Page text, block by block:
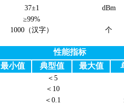
37±1
dBm
≥99%
1000（汉字） 个
性能指标
最小值
典型值 最大值
＜5
＜ 10
＜ 0.1